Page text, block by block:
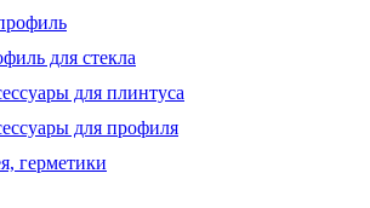
для стекла
для плинтуса
для профиля
герметики